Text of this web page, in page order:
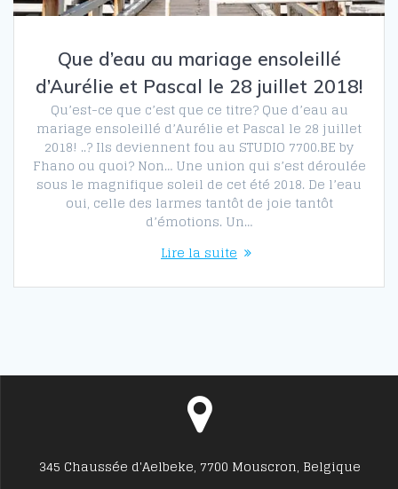
Que d’eau au mariage ensoleillé
d’Aurélie et Pascal le 28 juillet 2018!
Qu’est-ce que c’est que ce titre? Que d’eau au
mariage ensoleillé d’Aurélie et Pascal le 28 juillet
2018! ..? Ils deviennent fou au STUDIO 7700.BE by
Fhano ou quoi? Non… Une union qui s’est déroulée
sous le magnifique soleil de cet été 2018. De l’eau
oui, celle des larmes tantôt de joie tantôt
d’émotions. Un…
Lire la suite
345 Chaussée d'Aelbeke, 7700 Mouscron, Belgique